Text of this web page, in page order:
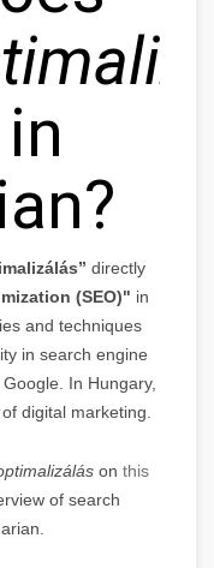
directly
(SEO)" in
and techniques
in search engine
In Hungary,
digital marketing.
on this
of search